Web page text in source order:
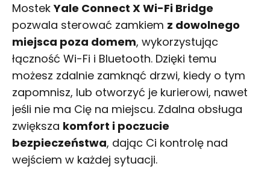
MostekYale Connect X Wi-Fi Bridge
pozwala sterować zamkiem z dowolnego
miejsca poza domem, wykorzystując
łączność Wi-Fi i Bluetooth. Dzięki temu
możesz zdalnie zamknąć drzwi, kiedy o tym
zapomnisz, lub otworzyć je kurierowi, nawet
jeśli nie ma Cię na miejscu. Zdalna obsługa
zwiększa komfort i poczucie
bezpieczeństwa, dając Ci kontrolę nad
wejściem w każdej sytuacji.